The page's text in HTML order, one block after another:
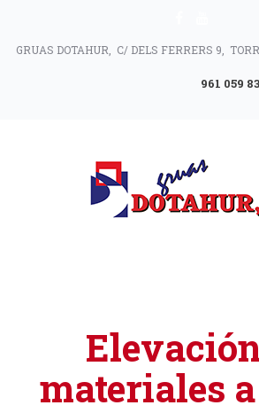
GRUAS DOTAHUR, C/ DELS FERRERS 9,
961 059
materiales